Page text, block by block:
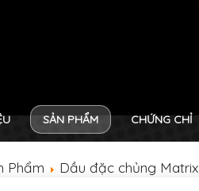
SẢN PHẨM CHỨNG CHỈ
Phẩm Dầu đặc chủng Matrix